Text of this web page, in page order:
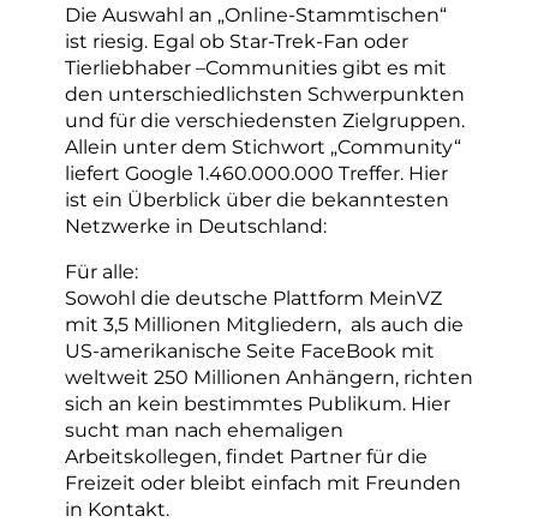
Die Auswahl an „Online-Stammtischen“
ist riesig. Egal ob Star-Trek-Fan oder
Tierliebhaber –Communities gibt es mit
den unterschiedlichsten Schwerpunkten
und für die verschiedensten Zielgruppen.
Allein unter dem Stichwort „Community“
liefert Google 1.460.000.000 Treffer. Hier
ist ein Überblick über die bekanntesten
Netzwerke in Deutschland:
Für alle:
Sowohl die deutsche Plattform MeinVZ
mit 3,5 Millionen Mitgliedern, als auch die
US-amerikanische Seite FaceBook mit
weltweit 250 Millionen Anhängern, richten
sich an kein bestimmtes Publikum. Hier
sucht man nach ehemaligen
Arbeitskollegen, findet Partner für die
Freizeit oder bleibt einfach mit Freunden
in Kontakt.